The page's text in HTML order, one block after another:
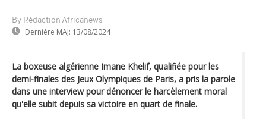
By Rédaction Africanews
Dernière MAJ: 13/08/2024
La boxeuse algérienne Imane Khelif, qualifiée pour les
demi-finales des Jeux Olympiques de Paris, a pris la parole
dans une interview pour dénoncer le harcèlement moral
qu'elle subit depuis sa victoire en quart de finale.